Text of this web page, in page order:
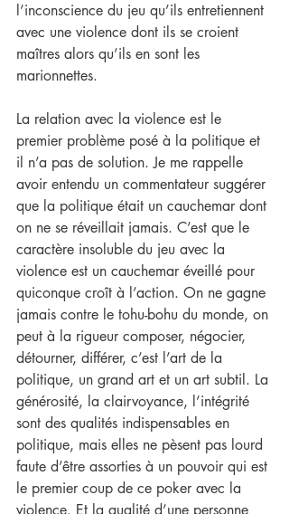
l’inconscience du jeu qu’ils entretiennent
avec une violence dont ils se croient
maîtres alors qu’ils en sont les
marionnettes.
La relation avec la violence est le
premier problème posé à la politique et
il n’a pas de solution. Je me rappelle
avoir entendu un commentateur suggérer
que la politique était un cauchemar dont
on ne se réveillait jamais. C’est que le
caractère insoluble du jeu avec la
violence est un cauchemar éveillé pour
quiconque croît à l’action. On ne gagne
jamais contre le tohu-bohu du monde, on
peut à la rigueur composer, négocier,
détourner, différer, c’est l’art de la
politique, un grand art et un art subtil. La
générosité, la clairvoyance, l’intégrité
sont des qualités indispensables en
politique, mais elles ne pèsent pas lourd
faute d’être assorties à un pouvoir qui est
le premier coup de ce poker avec la